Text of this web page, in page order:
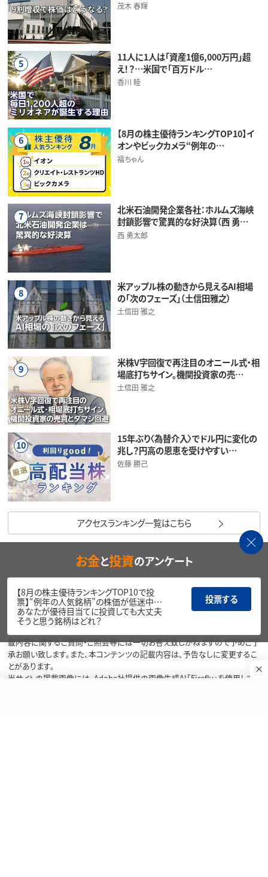
茂木 春輝
5
11人に1人は「資産1億6,000万円」超
え！？…米国で「百万ドル…
香川 睦
6
【8月の株主優待ランキングTOP10】イ
オンやビックカメラ“例年の…
福ちゃん
7
北米石油開発企業各社：ホルムズ海峡
封鎖影響で驚異的な好決算（西 勇…
西 勇太郎
8
米アップル株の動きから見えるAI相場
の「次のフェーズ」（土信田雅之）
土信田 雅之
9
米株V字回復で再注目のオニール式・相
場底打ちサイン。機関投資家の売…
土信田 雅之
10
15年ぶり〈為替介入〉でドル円に変化の
兆し？円高の恩恵を受けやすい…
佐藤 勝己
アクセスランキング一覧はこちら
本コンテンツは情報の提供を目的としており、投資その他の行動を勧誘する
目的で、作成したものではありません。銘柄の選択、売買価格等の投資の最
終決定は、お客様ご自身でご判断いただきますようお願いいたします。本コン
テンツの情報は、弊社が信頼できると判断した情報源から入手したものです
載内容に関するご質問・ご照会等には一切お答え致しかねますので予めご了
承お願い致します。また、本コンテンツの記載内容は、予告なしに変更するこ
とがあります。
当サイトの掲載画像には、Adobe社提供の画像生成AI「Firefly」を使用して
お金と投資のアンケート
【8月の株主優待ランキングTOP10で投
票】“例年の人気銘柄”の株価が低迷中…
あなたが優待目当てに投資しても大丈夫
そうと思う銘柄はどれ？
投票する